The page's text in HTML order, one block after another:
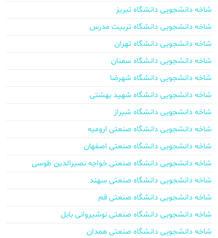
شاخه دانشجویی دانشگاه تبریز
شاخه دانشجویی دانشگاه تربیت مدرس
شاخه دانشجویی دانشگاه تهران
شاخه دانشجویی دانشگاه سمنان
شاخه دانشجویی دانشگاه شهرضا
شاخه دانشجویی دانشگاه شهید بهشتی
شاخه دانشجویی دانشگاه شیراز
شاخه دانشجویی دانشگاه صنعتی ارومیه
شاخه دانشجویی دانشگاه صنعتی اصفهان
شاخه دانشجویی دانشگاه صنعتی خواجه نصیرالدین طوسی
شاخه دانشجویی دانشگاه صنعتی سهند
شاخه دانشجویی دانشگاه صنعتی قم
شاخه دانشجویی دانشگاه صنعتی نوشیروانی بابل
شاخه دانشجویی دانشگاه صنعتی همدان